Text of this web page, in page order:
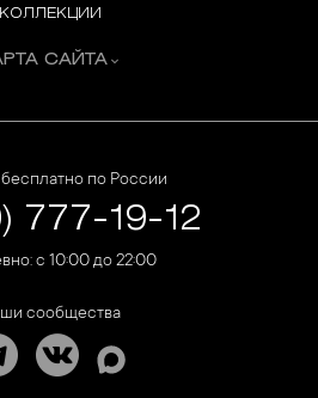
КОЛЛЕКЦИИ
САЙТА
по России
777-19-12
с 10:00 до 22:00
сообщества